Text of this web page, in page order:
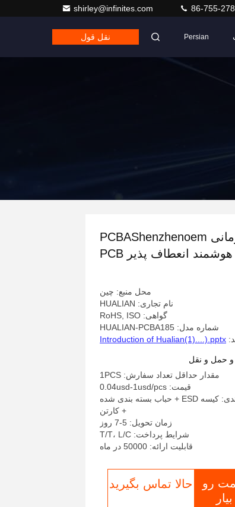
shirley@infinites.com 86-755-
Persian نقل قول
سازمانی PCBAShenzhenoem
الکترونیک هوشمند انعطاف پذیر PCB
محل منبع: چین
نام تجاری: HUALIAN
گواهی: RoHS, ISO
شماره مدل: HUALIAN-PCBA185
Introduction of Hualian(1)....).pptx
حمل و نقل
مقدار حداقل تعداد سفارش: 1PCS
قیمت: 0.04usd-1usd/pcs
جزئیات بسته بندی: کیسه ESD + حباب بسته بندی شده
+ کارتن
زمان تحویل: 5-7 روز
شرایط پرداخت: T/T، L/C
قابلیت ارائه: 50000 در ماه
رو
حالا تماس بگیرید